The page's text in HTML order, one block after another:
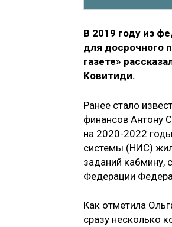
В 2019 году из
для досрочного
газете»
Ковитиди.
Ранее стало
финансов Антону
на 2020-2022
системы (НИС)
заданий кабмину,
Федерации
Как отметила
сразу несколько